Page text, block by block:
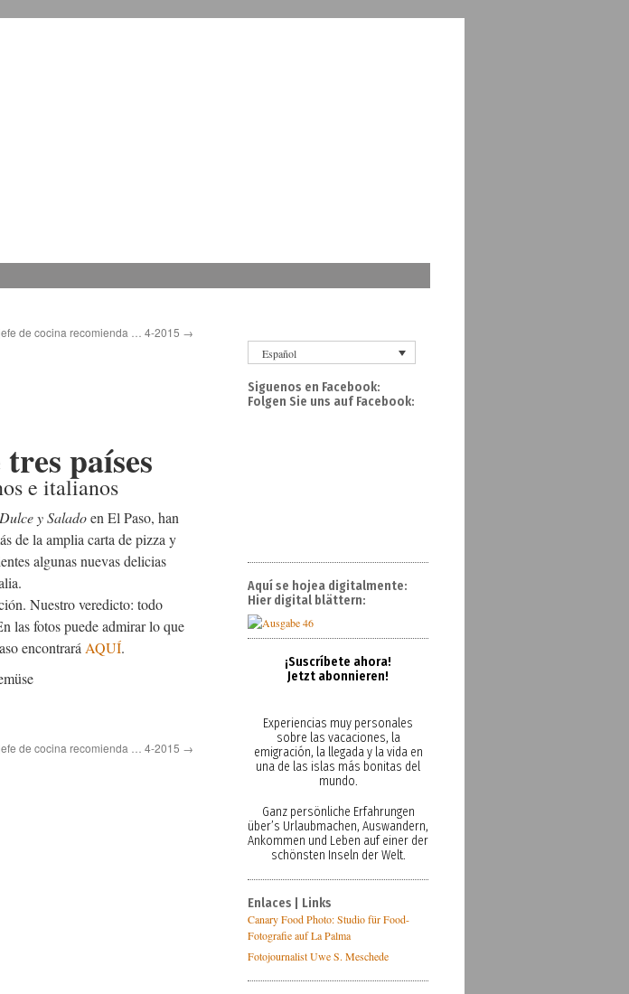
de cocina recomienda … 4-2015 →
países
e italianos
Dulce y Saladoen El Paso, han
de la amplia carta de pizza y
algunas nuevas delicias
Nuestro veredicto: todo
las fotos puede admirar lo que
encontrará AQUÍ.
de cocina recomienda … 4-2015 →
Español
Siguenos en Facebook:
Folgen Sie uns auf Facebook:
Aquí se hojea digitalmente:
Hier digital blättern:
¡Suscríbete ahora!
Jetzt abonnieren!
Experiencias muy personales
sobre las vacaciones, la
emigración, la llegada y la vida en
una de las islas más bonitas del
mundo.
Ganz persönliche Erfahrungen
über’s Urlaubmachen, Auswandern,
Ankommen und Leben auf einer der
schönsten Inseln der Welt.
Enlaces | Links
Canary Food Photo: Studio für Food-
Fotografie auf La Palma
Fotojournalist Uwe S. Meschede